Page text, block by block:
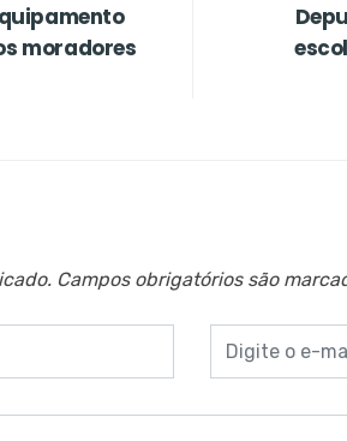
moradores
Campos obrigatórios são